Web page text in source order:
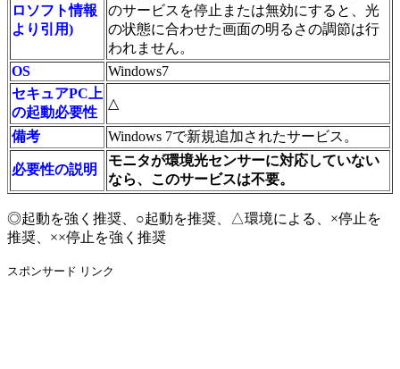
ロソフト情報
より引用)
のサービスを停止または無効にすると、光
の状態に合わせた画面の明るさの調節は行
われません。
OS
Windows7
セキュアPC上
の起動必要性
△
備考 Windows 7で新規追加されたサービス。
必要性の説明
モニタが環境光センサーに対応していない
なら、このサービスは不要。
◎起動を強く推奨、○起動を推奨、△環境による、×停止を
推奨、××停止を強く推奨
スポンサード リンク